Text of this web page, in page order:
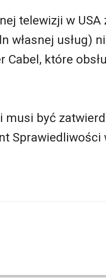
telewizji w USA
własnej usług)
które
być
Sprawiedliwości